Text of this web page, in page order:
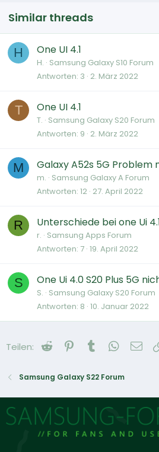
Similar threads
H One UI 4.1
H. Samsung Galaxy S10 Forum
Antworten 3 2. März 2022
T One UI 4.1
T. Samsung Galaxy S20 Forum
Antworten 9 2. März 2022
M Galaxy A52s 5G Problem
m. Samsung Galaxy A Forum
Antworten 12 27. April 2022
R Unterschiede bei one Ui
r. Samsung Apps Forum
Antworten 7 19. April 2022
S One Ui 4.0 S20 Plus 5G
S. Samsung Galaxy S20 Forum
Antworten 8 10. Januar 2022
Teilen: Reddit Pinterest
Tumblr E-
Samsung Galaxy S22 Forum